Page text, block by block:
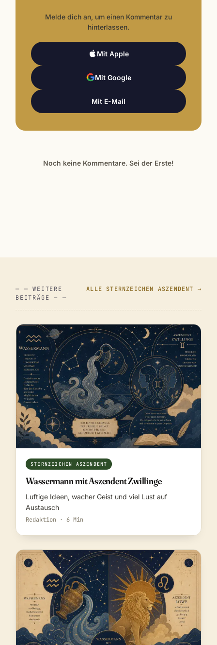
Melde dich an, um einen Kommentar zu
hinterlassen.
Mit Apple
Mit Google
Mit E-Mail
Noch keine Kommentare. Sei der Erste!
— — WEITERE
BEITRÄGE — —
ALLE STERNZEICHEN ASZENDENT →
STERNZEICHEN ASZENDENT
Wassermann mit Aszendent Zwillinge
Luftige Ideen, wacher Geist und viel Lust auf
Austausch
Redaktion · 6 Min